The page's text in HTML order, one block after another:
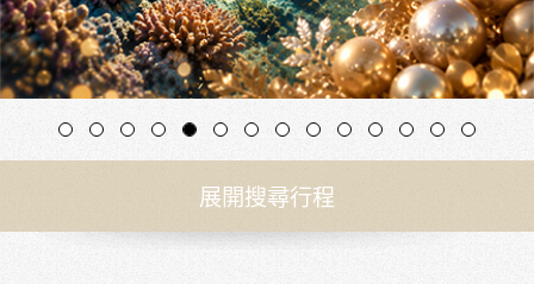
展開搜尋行程